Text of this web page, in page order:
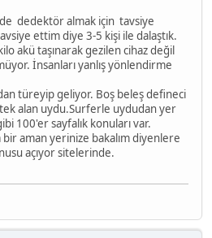
dedektör almak için tavsiye
ettim diye 3-5 kişi ile dalaştık.
akü taşınarak gezilen cihaz değil
İnsanları yanlış yönlendirme
türeyip geliyor. Boş beleş defineci
tek alan uydu.Surferle uydudan yer
100'er sayfalık konuları var.
aman yerinize bakalım diyenlere
açıyor sitelerinde.